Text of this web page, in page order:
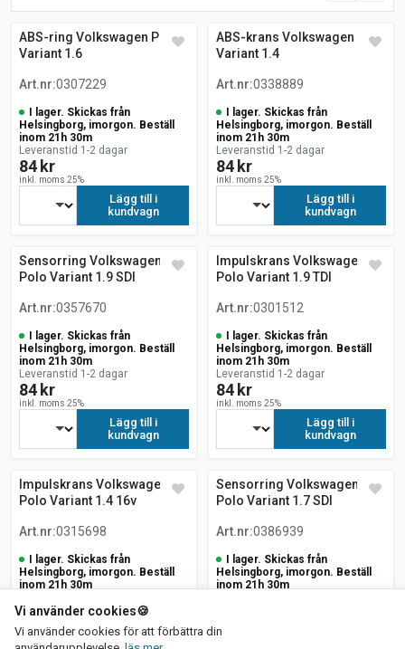
ABS-ring Volkswagen Polo
Variant 1.6
Art.nr:0307229
I lager. Skickas från
Helsingborg, imorgon. Beställ
inom 21h 30m
Leveranstid 1-2 dagar
84 kr
inkl. moms 25%
Lägg till i
kundvagn
ABS-krans Volkswagen Polo
Variant 1.4
Art.nr:0338889
I lager. Skickas från
Helsingborg, imorgon. Beställ
inom 21h 30m
Leveranstid 1-2 dagar
84 kr
inkl. moms 25%
Lägg till i
kundvagn
Sensorring Volkswagen
Polo Variant 1.9 SDI
Art.nr:0357670
I lager. Skickas från
Helsingborg, imorgon. Beställ
inom 21h 30m
Leveranstid 1-2 dagar
84 kr
inkl. moms 25%
Lägg till i
kundvagn
Impulskrans Volkswagen
Polo Variant 1.9 TDI
Art.nr:0301512
I lager. Skickas från
Helsingborg, imorgon. Beställ
inom 21h 30m
Leveranstid 1-2 dagar
84 kr
inkl. moms 25%
Lägg till i
kundvagn
Impulskrans Volkswagen
Polo Variant 1.4 16v
Art.nr:0315698
I lager. Skickas från
Helsingborg, imorgon. Beställ
inom 21h 30m
84 kr
inkl. moms 25%
Lägg till i
Sensorring Volkswagen
Polo Variant 1.7 SDI
Art.nr:0386939
I lager. Skickas från
Helsingborg, imorgon. Beställ
inom 21h 30m
Vi använder cookies🍪
Vi använder cookies för att förbättra din